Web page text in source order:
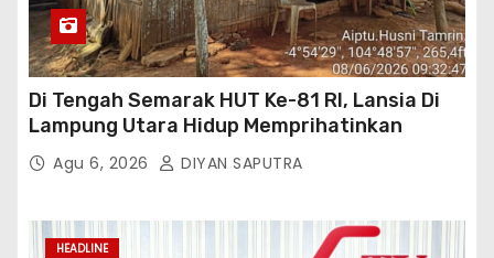
Di Tengah Semarak HUT Ke-81 RI, Lansia Di
Lampung Utara Hidup Memprihatinkan
Agu 6, 2026 DIYAN SAPUTRA
HEADLINE